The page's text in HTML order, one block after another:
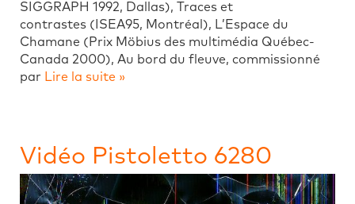
SIGGRAPH 1992, Dallas), Traces et
contrastes (ISEA95, Montréal), L’Espace du
Chamane (Prix Möbius des multimédia Québec-
Canada 2000), Au bord du fleuve, commissionné
par Lire la suite »
Vidéo Pistoletto 6280